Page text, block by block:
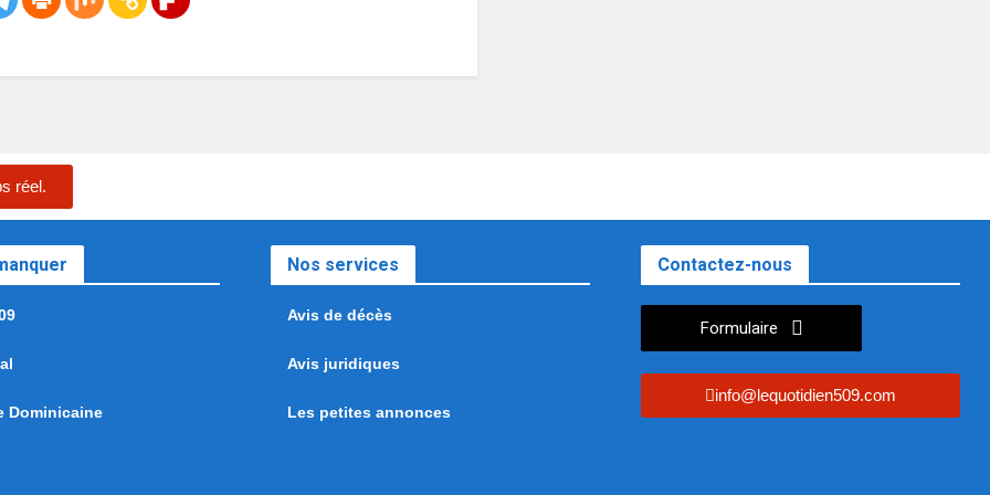
réel.
Dominicaine
Nos services
Avis de décès
Avis juridiques
Les petites annonces
Contactez-nous
Formulaire
info@lequotidien509.com